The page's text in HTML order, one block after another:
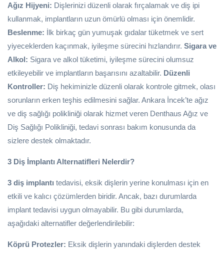
Ağız Hijyeni: Dişlerinizi düzenli olarak fırçalamak ve diş ipi
kullanmak, implantların uzun ömürlü olması için önemlidir.
Beslenme: İlk birkaç gün yumuşak gıdalar tüketmek ve sert
yiyeceklerden kaçınmak, iyileşme sürecini hızlandırır. Sigara ve
Alkol: Sigara ve alkol tüketimi, iyileşme sürecini olumsuz
etkileyebilir ve implantların başarısını azaltabilir. Düzenli
Kontroller: Diş hekiminizle düzenli olarak kontrole gitmek, olası
sorunların erken teşhis edilmesini sağlar. Ankara İncek’te ağız
ve diş sağlığı polikliniği olarak hizmet veren Denthaus Ağız ve
Diş Sağlığı Polikliniği, tedavi sonrası bakım konusunda da
sizlere destek olmaktadır.
3 Diş İmplantı Alternatifleri Nelerdir?
3 diş implantı tedavisi, eksik dişlerin yerine konulması için en
etkili ve kalıcı çözümlerden biridir. Ancak, bazı durumlarda
implant tedavisi uygun olmayabilir. Bu gibi durumlarda,
aşağıdaki alternatifler değerlendirilebilir:
Köprü Protezler: Eksik dişlerin yanındaki dişlerden destek